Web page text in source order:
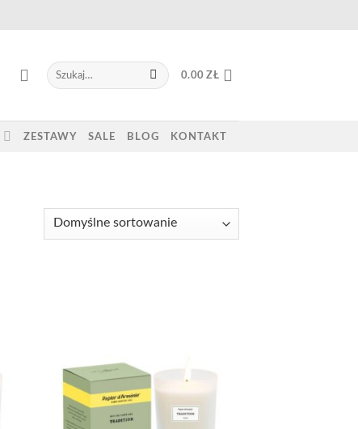
Szukaj:
0.00ZŁ
ZESTAWY SALE BLOG KONTAKT